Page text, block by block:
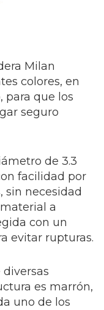
Milan
colores, en
para que los
seguro
de 3.3
facilidad por
sin necesidad
a
con un
evitar rupturas.
es marrón,
uno de los